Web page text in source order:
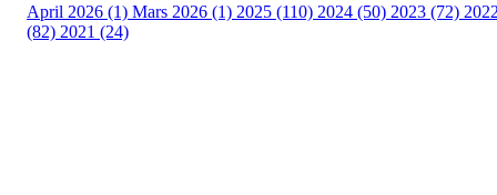
April 2026 (1) Mars 2026 (1) 2025 (110) 2024 (50) 2023 (72)
(82) 2021 (24)